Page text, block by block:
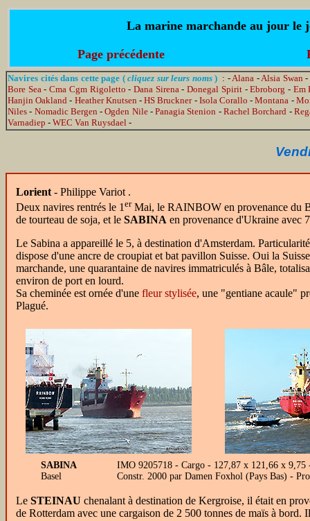
La marine marchande au jour le
Page précédente
Navires cités dans cette page (cliquez sur leurs noms) : -Alana -Alsia Swan -
Bore Sea-Cma Cgm Rigoletto - Dana Sirena-Donegal Spirit-Ebroborg - Em
Hanjin Oakland - Heather Knutsen -HS Bruckner- Isola Corallo -Montana -
Niles - Nomadic Bergen -Ogden Nile-Panagia Stenion -Rachel Borchard -
Varnadiep - WEC Van Ruysdael -
Lorient - Philippe Variot .
Deux navires rentrés le 1 erMai, le RAINBOW en provenance du
de tourteau de soja, et le SABINA en provenance d'Ukraine avec
Le Sabina a appareillé le 5, à destination d'Amsterdam.
dispose d'une ancre de croupiat et bat pavillon Suisse. Oui la
marchande, une quarantaine de navires immatriculés à Bâle,
environ de port en lourd.
Sa cheminée est ornée d'une fleur stylisée, une "gentiane acaule"
Plagué.
SABINA
Basel
IMO 9205718 - Cargo - 127,87 x 121,66 x
Constr. 2000 par Damen Foxhol (Pays Bas) -
Le STEINAU chenalant à destination de Kergroise, il était en
de Rotterdam avec une cargaison de 2 500 tonnes de maïs à bord.